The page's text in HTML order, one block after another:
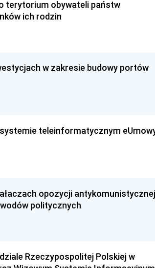
terytorium obywateli państw
ich rodzin
w zakresie budowy portów
teleinformatycznym
opozycji antykomunistycznej
politycznych
Rzeczypospolitej Polskiej w